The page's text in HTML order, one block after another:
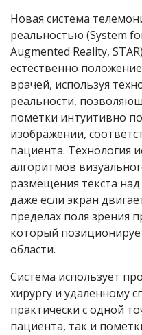
Новая система
реальностью (System
Augmented Reality,
естественно
врачей, используя
реальности,
пометки интуитивно
изображении,
пациента. Технология
алгоритмов
размещения текста
даже если экран
пределах поля зрения
который
области.
Система использует
хирургу и удаленному
практически с одной
пациента, так и